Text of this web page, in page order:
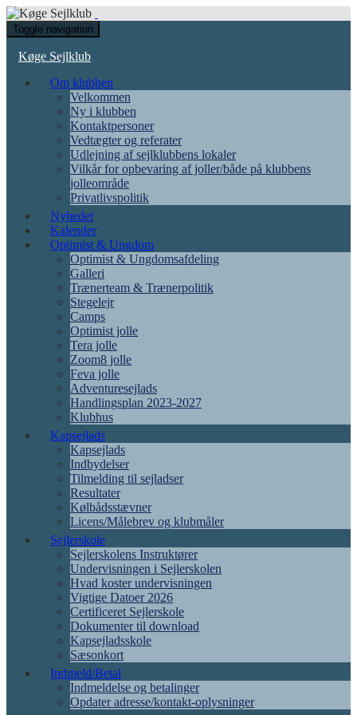
Toggle navigation
Køge Sejlklub
Om klubben
Velkommen
Ny i klubben
Kontaktpersoner
Vedtægter og referater
Udlejning af sejlklubbens lokaler
Vilkår for opbevaring af joller/både på klubbens
jolleområde
Privatlivspolitik
Nyheder
Kalender
Optimist & Ungdom
Optimist & Ungdomsafdeling
Galleri
Trænerteam & Trænerpolitik
Stegelejr
Camps
Optimist jolle
Tera jolle
Zoom8 jolle
Feva jolle
Adventuresejlads
Handlingsplan 2023-2027
Klubhus
Kapsejlads
Kapsejlads
Indbydelser
Tilmelding til sejladser
Resultater
Kølbådsstævner
Licens/Målebrev og klubmåler
Sejlerskole
Sejlerskolens Instruktører
Undervisningen i Sejlerskolen
Hvad koster undervisningen
Vigtige Datoer 2026
Certificeret Sejlerskole
Dokumenter til download
Kapsejladsskole
Sæsonkort
Indmeld/Betal
Indmeldelse og betalinger
Opdater adresse/kontakt-oplysninger